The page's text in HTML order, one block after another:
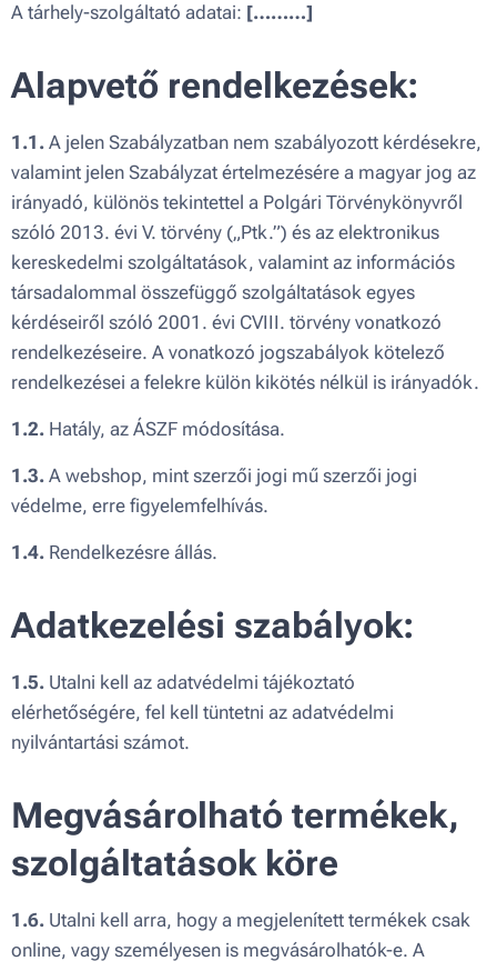
A tárhely-szolgáltató adatai: [………]
Alapvető rendelkezések:
1.1. A jelen Szabályzatban nem szabályozott kérdésekre,
valamint jelen Szabályzat értelmezésére a magyar jog az
irányadó, különös tekintettel a Polgári Törvénykönyvről
szóló 2013. évi V. törvény („Ptk.”) és az elektronikus
kereskedelmi szolgáltatások, valamint az információs
társadalommal összefüggő szolgáltatások egyes
kérdéseiről szóló 2001. évi CVIII. törvény vonatkozó
rendelkezéseire. A vonatkozó jogszabályok kötelező
rendelkezései a felekre külön kikötés nélkül is irányadók.
1.2. Hatály, az ÁSZF módosítása.
1.3. A webshop, mint szerzői jogi mű szerzői jogi
védelme, erre figyelemfelhívás.
1.4. Rendelkezésre állás.
Adatkezelési szabályok:
1.5. Utalni kell az adatvédelmi tájékoztató
elérhetőségére, fel kell tüntetni az adatvédelmi
nyilvántartási számot.
Megvásárolható termékek,
szolgáltatások köre
1.6. Utalni kell arra, hogy a megjelenített termékek csak
online, vagy személyesen is megvásárolhatók-e. A